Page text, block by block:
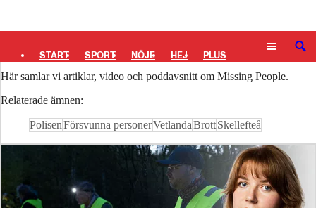
START SPORT NÖJE HEJ PLUS SÖK
Missing People
Här samlar vi artiklar, video och poddavsnitt om Missing People.
Relaterade ämnen:
PolisenFörsvunna personerVetlandaBrottSkellefteå